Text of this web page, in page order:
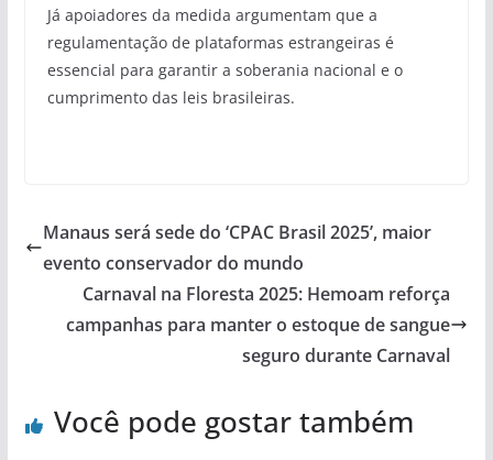
Já apoiadores da medida argumentam que a
regulamentação de plataformas estrangeiras é
essencial para garantir a soberania nacional e o
cumprimento das leis brasileiras.
Manaus será sede do ‘CPAC Brasil 2025’, maior
evento conservador do mundo
Carnaval na Floresta 2025: Hemoam reforça
campanhas para manter o estoque de sangue
seguro durante Carnaval
Você pode gostar também